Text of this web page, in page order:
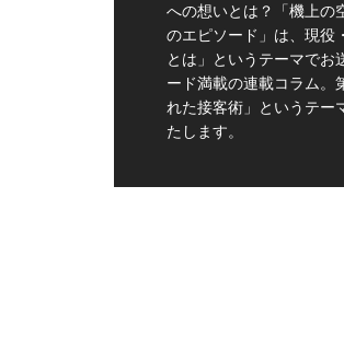
への想いとは？「機上の
のエピソード」は、現役
とは」というテーマでお
ード満載の連載コラム。
れた接客術」というテー
たします。